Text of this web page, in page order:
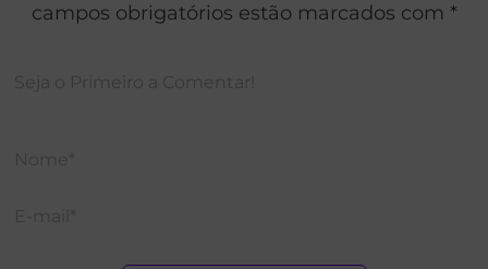
campos obrigatórios estão marcados com *